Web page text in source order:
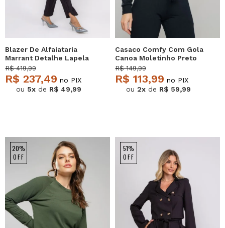
Blazer De Alfaiataria
Marrant Detalhe Lapela
Preto Salvatore
R$ 419,99
R$ 237,49 no PIX
ou 5x de R$ 49,99
Casaco Comfy Com Gola
Canoa Moletinho Preto
Salvatore
R$ 149,99
R$ 113,99 no PIX
ou 2x de R$ 59,99
20%
OFF
51%
OFF